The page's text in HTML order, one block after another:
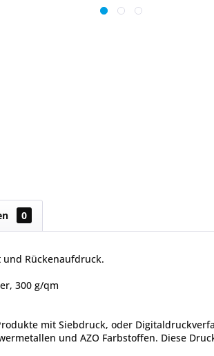
0
und Rückenaufdruck.
300 g/qm
mit Siebdruck, oder
und AZO Farbstoffen. Diese